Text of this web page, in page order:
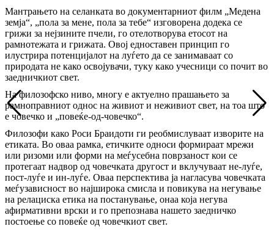
Мантрањето на селанката во документарниот филм „Медена
земја“, „пола за мене, пола за тебе“ изговорена додека се
грижи за нејзините пчели, го отелотворува етосот на
рамнотежата и грижата. Овој едноставен принцип го
илустрира потенцијалот на луѓето да се занимаваат со
природата не како освојувачи, туку како учесници со почит во
заедничкиот свет.
На филозофско ниво, многу е актуелно прашањето за
рамноправниот однос на живиот и неживиот свет, на тоа што
е човечко и „повеќе-од-човечко“.
Филозофи како Роси Браидоти ги реобмислуваат изворите на
етиката. Во оваа рамка, етичките односи формираат мрежи
или ризоми или форми на меѓусебна поврзаност кои се
протегаат надвор од човечката другост и вклучуваат не-луѓе,
пост-луѓе и ин-луѓе. Оваа перспектива ја нагласува човечката
меѓузависност во најширока смисла и повикува на негување
на релациска етика на постанување, онаа која негува
афирмативни врски и го препознава нашето заедничко
постоење со повеќе од човечкиот свет.